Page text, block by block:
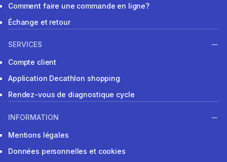
Comment faire une commande en ligne?
Échange et retour
SERVICES
Compte client
Application Decathlon shopping
Rendez-vous de diagnostique cycle
INFORMATION
Mentions légales
Données personnelles et cookies